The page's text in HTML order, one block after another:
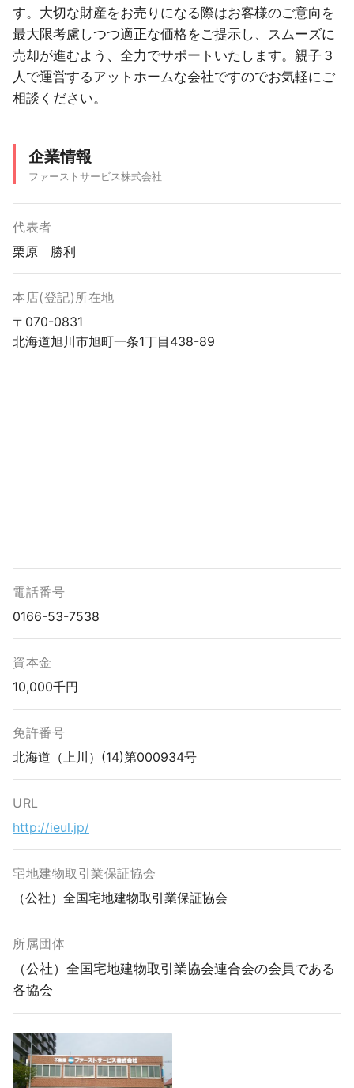
す。大切な財産をお売りになる際はお客様のご意向を
最大限考慮しつつ適正な価格をご提示し、スムーズに
売却が進むよう、全力でサポートいたします。親子３
人で運営するアットホームな会社ですのでお気軽にご
相談ください。
企業情報
ファーストサービス株式会社
代表者
栗原 勝利
本店(登記)所在地
〒070-0831
北海道旭川市旭町一条1丁目438-89
電話番号
0166-53-7538
資本金
10,000千円
免許番号
北海道（上川）(14)第000934号
URL
http://ieul.jp/
宅地建物取引業保証協会
（公社）全国宅地建物取引業保証協会
所属団体
（公社）全国宅地建物取引業協会連合会の会員である
各協会